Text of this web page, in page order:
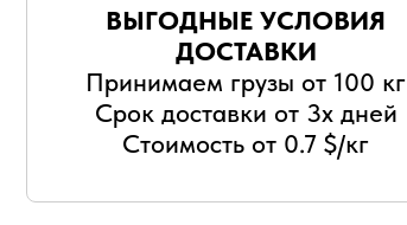
ВЫГОДНЫЕ УСЛОВИЯ
ДОСТАВКИ
Принимаем грузы от 100 кг
Срок доставки от 3х дней
Стоимость от 0.7 $/кг